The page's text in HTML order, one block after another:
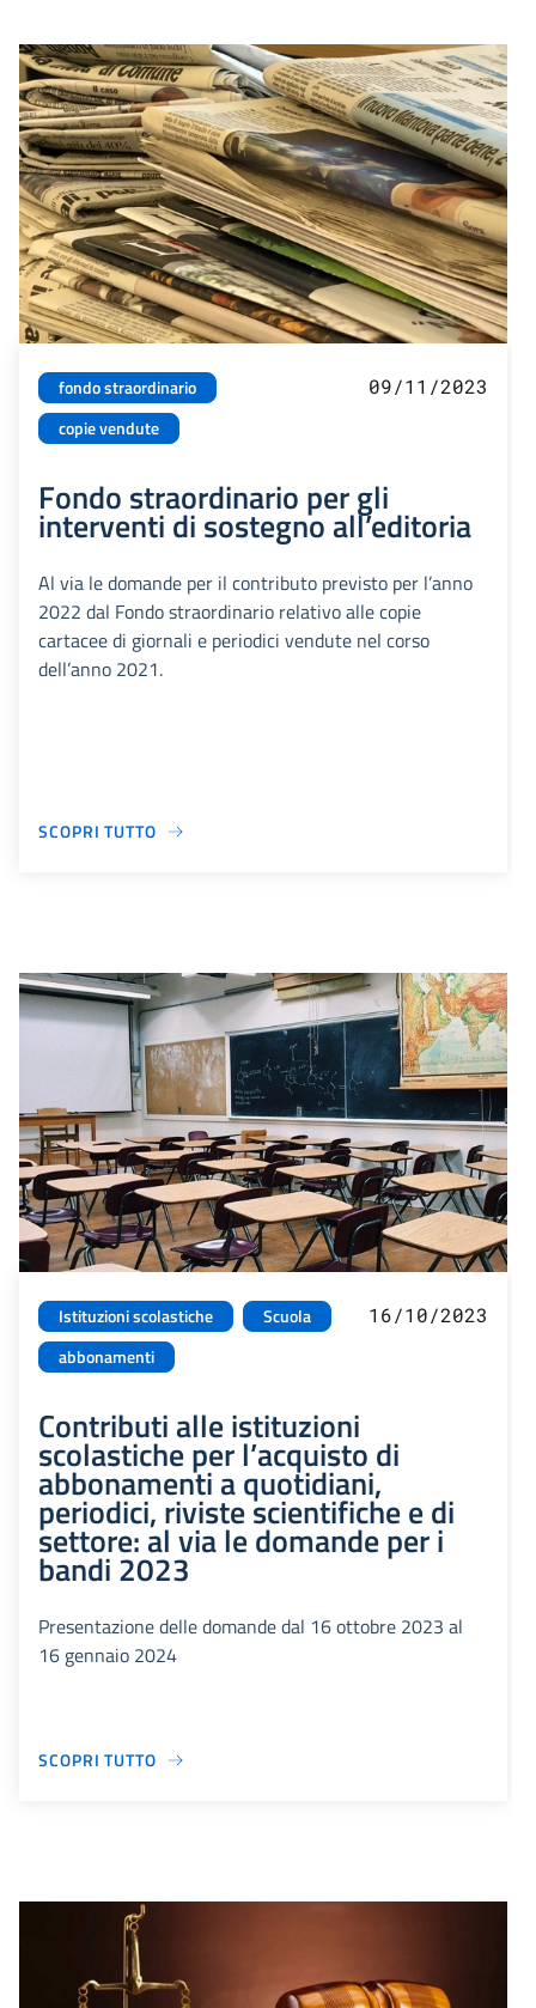
fondo straordinario
copie vendute
09/11/2023
Fondo straordinario per gli
interventi di sostegno all’editoria
Al via le domande per il contributo previsto per l’anno
2022 dal Fondo straordinario relativo alle copie
cartacee di giornali e periodici vendute nel corso
dell’anno 2021.
SCOPRI TUTTO
Istituzioni scolastiche
Scuola
abbonamenti
16/10/2023
Contributi alle istituzioni
scolastiche per l’acquisto di
abbonamenti a quotidiani,
periodici, riviste scientifiche e di
settore: al via le domande per i
bandi 2023
Presentazione delle domande dal 16 ottobre 2023 al
16 gennaio 2024
SCOPRI TUTTO